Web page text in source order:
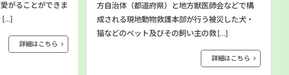
がることができま
[…]
詳細はこちら
方自治体（都道府県）と地方獣医師会などで構
成される現地動物救護本部が行う被災した犬・
猫などのペット及びその飼い主の救 […]
詳細はこちら